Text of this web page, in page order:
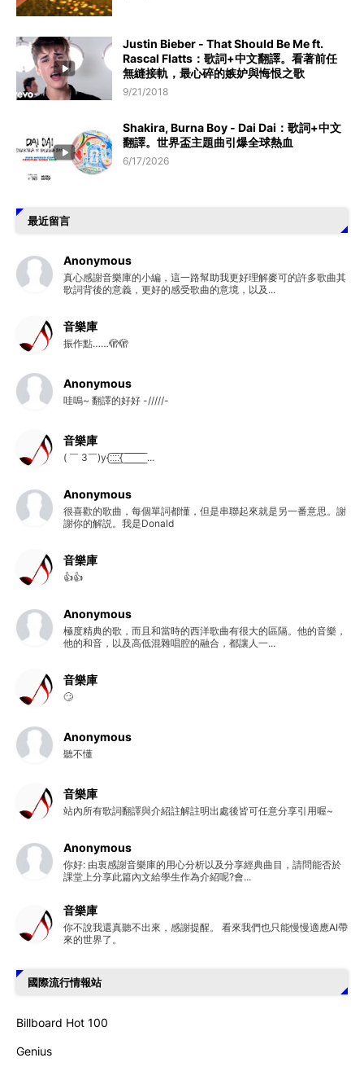
Justin Bieber - That Should Be Me ft.
Rascal Flatts：歌詞+中文翻譯。看著前任
無縫接軌，最心碎的嫉妒與悔恨之歌
9/21/2018
Shakira, Burna Boy - Dai Dai：歌詞+中文
翻譯。世界盃主題曲引爆全球熱血
6/17/2026
最近留言
Anonymous
真心感謝音樂庫的小編，這一路幫助我更好理解麥可的許多歌曲其
歌詞背後的意義，更好的感受歌曲的意境，以及...
音樂庫
振作點……🫣🫣
Anonymous
哇嗚~ 翻譯的好好 -/////-
音樂庫
( ￣ 3￣)y{:̲̅:̲̅:̲̅:̲̅{ ̲̅ ̲̅ ̲̅ ̲̅ ̲̅ ̲̅ ̲̅ ̲̅ ̲̅ ...
Anonymous
很喜歡的歌曲，每個單詞都懂，但是串聯起來就是另一番意思。謝
謝你的解説。我是Donald
音樂庫
👍👍
Anonymous
極度精典的歌，而且和當時的西洋歌曲有很大的區隔。他的音樂，
他的和音，以及高低混雜唱腔的融合，都讓人一...
音樂庫
🙄
Anonymous
聽不懂
音樂庫
站內所有歌詞翻譯與介紹註解註明出處後皆可任意分享引用喔~
Anonymous
你好: 由衷感謝音樂庫的用心分析以及分享經典曲目，請問能否於
課堂上分享此篇內文給學生作為介紹呢?會...
音樂庫
你不說我還真聽不出來，感謝提醒。 看來我們也只能慢慢適應AI帶
來的世界了。
國際流行情報站
Billboard Hot 100
Genius